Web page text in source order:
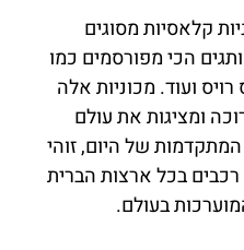
קלאסיות מסוגים
הכי מפורסמים כמו
ועוד. מכוניות אלה
ומציגות את עולם
המתקדמות של היום, זוהי
בכל ארצות הברית
בעולם.